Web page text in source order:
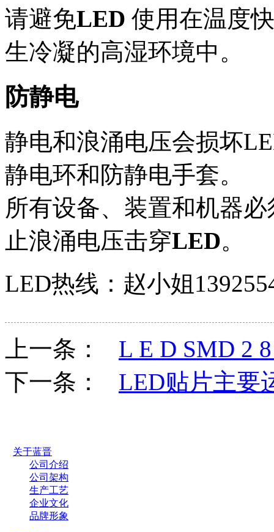
请避免LED 使用在温度
生冷凝的高湿环境中。
防静电
静电和浪涌电压会损坏
静电环和防静电手套。
所有设备、装置和机器
止浪涌电压击穿LED。
LED热线：赵小姐
上一条： L E D SMD 2
下一条： LED贴片主要
关于蓝晋
公司介绍
公司架构
生产工艺
企业文化
品牌形象